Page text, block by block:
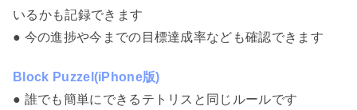
いるかも記録できます
● 今の進捗や今までの目標達成率なども確認できます
Block Puzzel(iPhone版)
● 誰でも簡単にできるテトリスと同じルールです